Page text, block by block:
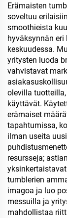
Erämaisten
soveltuu
smoothieista
hyväksynnän
keskuudessa.
yritysten luoda
vahvistavat
olevilla
käyttävät.
erämaiset
tapahtumissa,
ilman useita
resursseja;
tumblerien
imagoa ja luo
messuilla ja
mahdollistaa